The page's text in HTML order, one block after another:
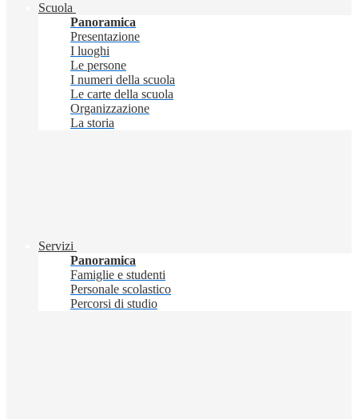
Scuola
Panoramica
Presentazione
I luoghi
Le persone
I numeri della scuola
Le carte della scuola
Organizzazione
La storia
Servizi
Panoramica
Famiglie e studenti
Personale scolastico
Percorsi di studio